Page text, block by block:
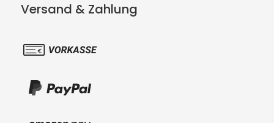
Versand & Zahlung